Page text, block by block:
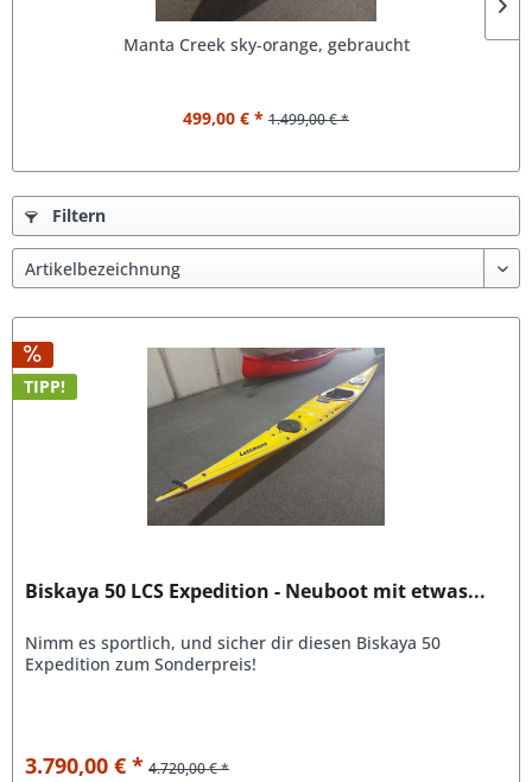
Manta Creek sky-orange, gebraucht
499,00 € * 1.499,00 € *
Filtern
TIPP!
Biskaya 50 LCS Expedition - Neuboot mit etwas...
Nimm es sportlich, und sicher dir diesen Biskaya 50
Expedition zum Sonderpreis!
3.790,00 € * 4.720,00 € *